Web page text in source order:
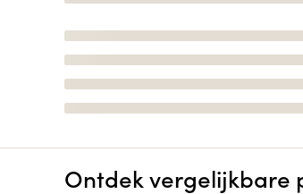
Ontdek vergelijkbare